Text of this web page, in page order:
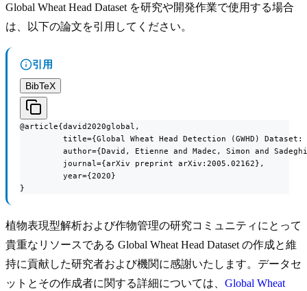
Global Wheat Head Dataset を研究や開発作業で使用する場合
は、以下の論文を引用してください。
引用
BibTeX
@article{david2020global,
title={Global Wheat Head Detection (GWHD)
author={David, Etienne and Madec, Simon and
         journal={arXiv preprint arXiv:2005.02162},
         year={2020}
}
植物表現型解析および作物管理の研究コミュニティにとって
貴重なリソースである Global Wheat Head Dataset の作成と維
持に貢献した研究者および機関に感謝いたします。データセ
ットとその作成者に関する詳細については、 Global Wheat